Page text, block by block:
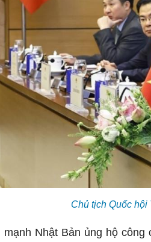
Chủ tịch Quốc hội
mạnh Nhật Bản ủng hộ